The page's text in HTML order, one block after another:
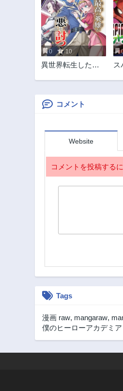
0 10
異世界転生したの
ス
コメント
Website
コメントを投稿する
Tags
漫画 raw, mangaraw,
僕のヒーローアカデミ